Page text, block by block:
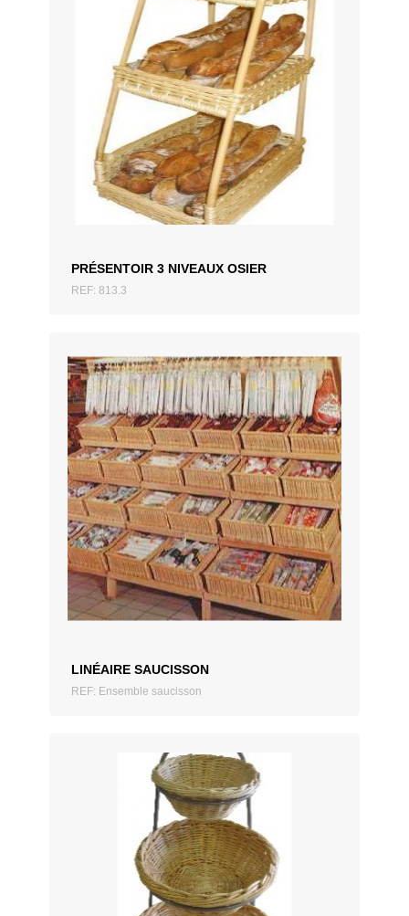
PRÉSENTOIR 3 NIVEAUX OSIER
REF: 813.3
AJOUTER AU DEVIS
LINÉAIRE SAUCISSON
REF: Ensemble saucisson
AJOUTER AU DEVIS